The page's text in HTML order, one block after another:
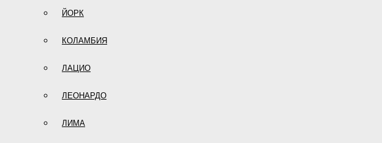
ЙОРК
КОЛАМБИЯ
ЛАЦИО
ЛЕОНАРДО
ЛИМА